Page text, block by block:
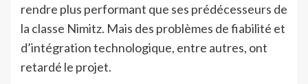
rendre plus performant que ses prédécesseurs de
la classe Nimitz. Mais des problèmes de fiabilité et
d’intégration technologique, entre autres, ont
retardé le projet.